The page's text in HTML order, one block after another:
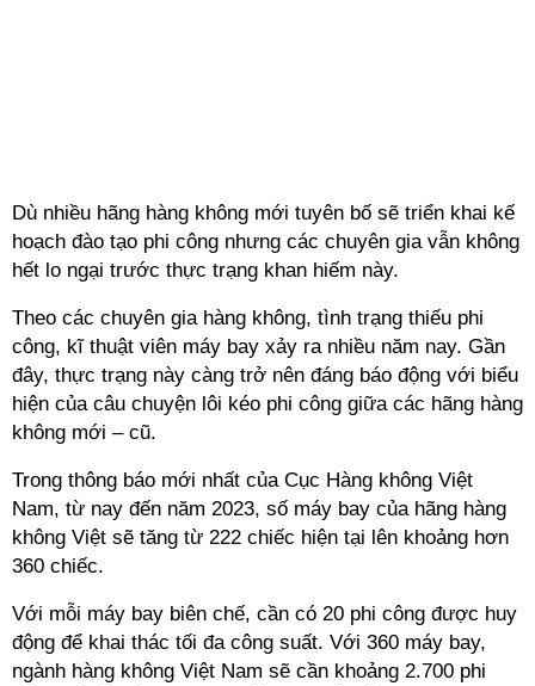
Dù nhiều hãng hàng không mới tuyên bố sẽ triển khai kế
hoạch đào tạo phi công nhưng các chuyên gia vẫn không
hết lo ngại trước thực trạng khan hiếm này.
Theo các chuyên gia hàng không, tình trạng thiếu phi
công, kĩthuật viên máy bay xảy ra nhiều năm nay. Gần
đây, thực trạng này càng trở nên đáng báo động với biểu
hiện của câu chuyện lôi kéo phi công giữa các hãng hàng
không mới – cũ.
Trong thông báo mới nhất của Cục Hàng không Việt
Nam, từ nay đến năm 2023, số máy bay của hãng hàng
không Việt sẽ tăng từ 222 chiếc hiện tại lên khoảng hơn
360 chiếc.
Với mỗi máy bay biên chế, cần có 20 phi công được huy
động để khai thác tối đa công suất. Với 360 máy bay,
ngành hàng không Việt Nam sẽ cần khoảng 2.700 phi